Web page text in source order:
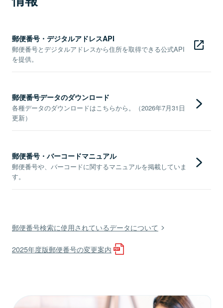
郵便番号・デジタルアドレスAPI
郵便番号とデジタルアドレスから住所を取得できる公式API
を提供。
郵便番号データのダウンロード
各種データのダウンロードはこちらから。（2026年7月31日
更新）
郵便番号・バーコードマニュアル
郵便番号や、バーコードに関するマニュアルを掲載していま
す。
郵便番号検索に使用されているデータについて
2025年度版郵便番号の変更案内